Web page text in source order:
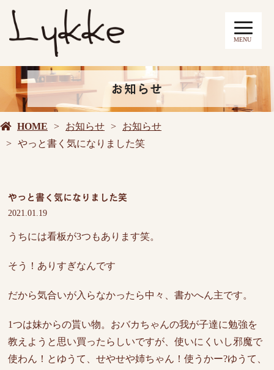
MENU
お知らせ
HOME お知らせ
お知らせ
やっと書く気になりました笑
やっと書く気になりました笑
2021.01.19
うちには看板が3つもあります笑。
そう！ありすぎなんです
だから気合いが入らなかったら中々、書かへん主です。
1つは妹からの貰い物。おバカちゃんの我が子達に勉強を
教えようと思い買ったらしいですが、使いにくいし邪魔で
使わん！とゆうて、せやせや姉ちゃん！使うかー?ゆうて、